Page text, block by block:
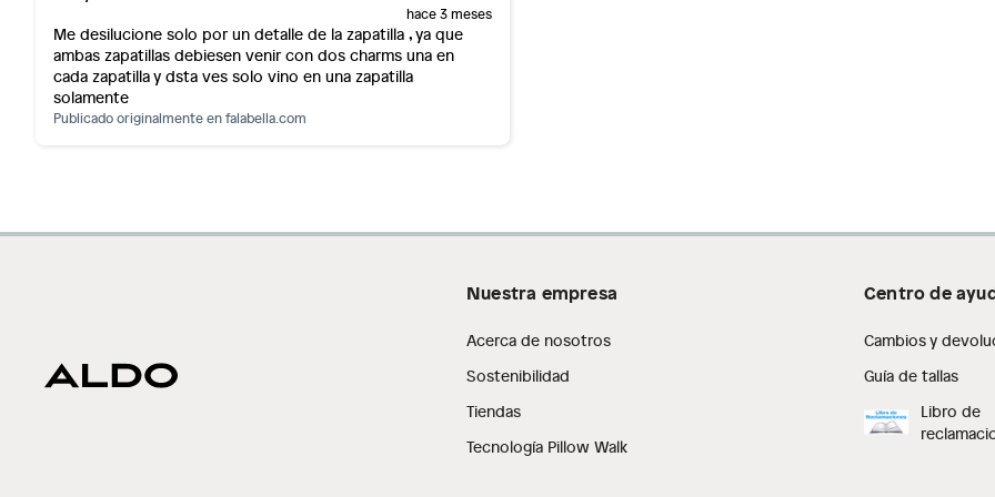
hace 3 meses
Me desilucione solo por un detalle de la zapatilla , ya que
ambas zapatillas debiesen venir con dos charms una en
cada zapatilla y dsta ves solo vino en una zapatilla
solamente
Publicado originalmente enfalabella.com
Nuestra empresa
Acerca de nosotros
Sostenibilidad
Tiendas
Tecnología Pillow Walk
Centro de
Cambios y
Guía de tallas
Libro de